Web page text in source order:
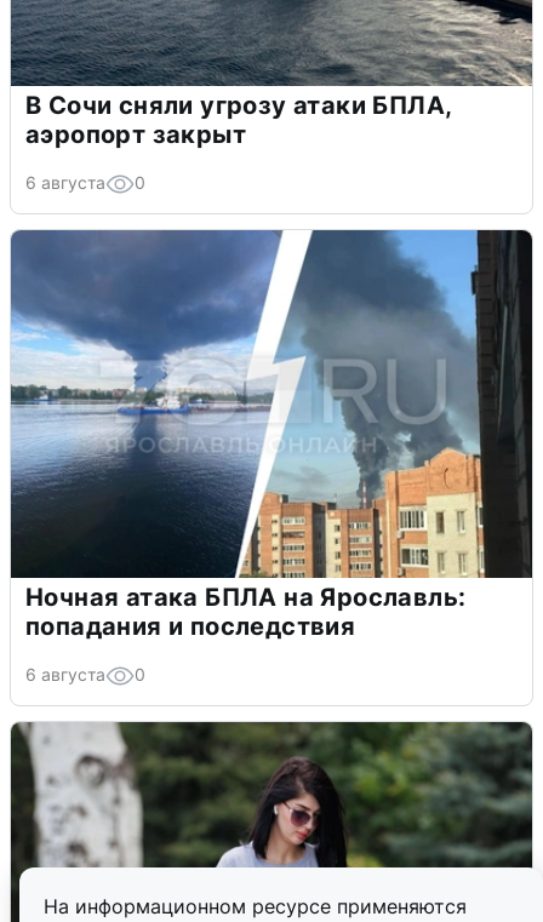
На информационном ресурсе применяются
В Сочи сняли угрозу атаки БПЛА,
аэропорт закрыт
6 августа 0
Ночная атака БПЛА на Ярославль:
попадания и последствия
6 августа 0